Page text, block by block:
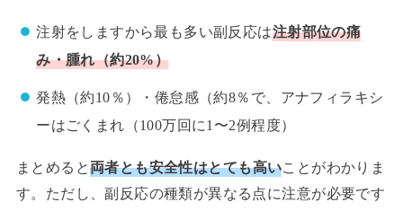
注射をしますから最も多い副反応は注射部位の痛
み・腫れ（約20%）
発熱（約10％）・倦怠感（約8％で、アナフィラキシ
ーはごくまれ（100万回に1〜2例程度）
まとめると両者とも安全性はとても高いことがわかりま
す。ただし、副反応の種類が異なる点に注意が必要です